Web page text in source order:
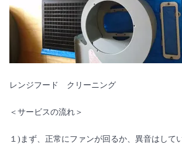
レンジフード クリーニング
＜サービスの流れ＞
１)まず、正常にファンが回るか、異音はして